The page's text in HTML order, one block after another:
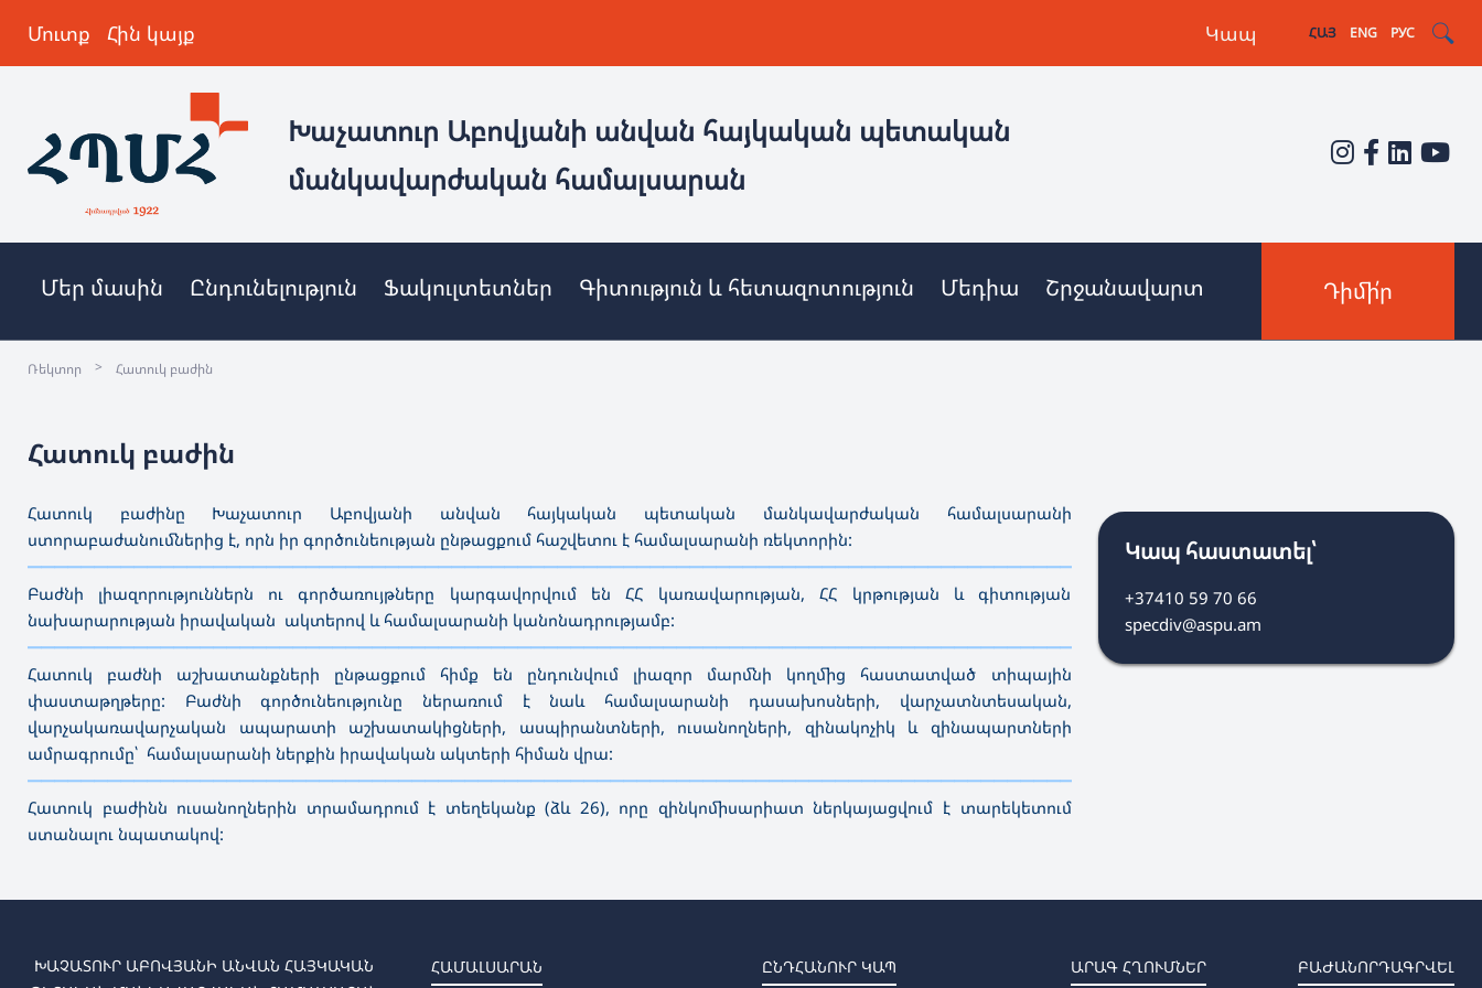
Մուտք Հին կայք Կապ ՀԱՅ ENG РУС
Խաչատուր Աբովյանի անվան հայկական պետական
մանկավարժական համալսարան
Մեր մասին Ընդունելություն Ֆակուլտետներ Գիտություն և հետազոտություն Մեդիա Շրջանավարտ Դիմի՛ր
Ռեկտոր > Հատուկ բաժին
Հատուկ բաժին
Հատուկ բաժինը Խաչատուր Աբովյանի անվան հայկական պետական մանկավարժական համալսարանի
ստորաբաժանումներից է, որն իր գործունեության ընթացքում հաշվետու է համալսարանի ռեկտորին:
————————————————————————————————————————————————————————————————————————————————————————————————
Բաժնի լիազորություններն ու գործառույթները կարգավորվում են ՀՀ կառավարության, ՀՀ կրթության և գիտության
նախարարության իրավական ակտերով և համալսարանի կանոնադրությամբ:
————————————————————————————————————————————————————————————————————————————————————
Հատուկ բաժնի աշխատանքների ընթացքում հիմք են ընդունվում լիազոր մարմնի կողմից հաստատված տիպային
փաստաթղթերը: Բաժնի գործունեությունը ներառում է նաև համալսարանի դասախոսների, վարչատնտեսական,
վարչակառավարչական ապարատի աշխատակիցների, ասպիրանտների, ուսանողների, զինակոչիկ և զինապարտների
ամրագրումը՝ համալսարանի ներքին իրավական ակտերի հիման վրա:
————————————————————————————————————————————————————————————————————————————————————
Հատուկ բաժինն ուսանողներին տրամադրում է տեղեկանք (ձև 26), որը զինկոմիսարիատ ներկայացվում է տարեկետում
ստանալու նպատակով:
Կապ հաստատել՝
+37410 59 70 66
specdiv@aspu.am
ԽԱՉԱՏՈՒՐ ԱԲՈՎՅԱՆԻ ԱՆՎԱՆ ՀԱՅԿԱԿԱՆ
ՀԱՄԱԼՍԱՐԱՆ ԸՆԴՀԱՆՈՒՐ ԿԱՊ ԱՐԱԳ ՀՂՈՒՄՆԵՐ ԲԱԺԱՆՈՐԴԱԳՐՎԵԼ